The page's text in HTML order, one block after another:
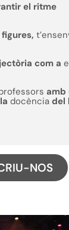
el ritme
figures,
com a
amb
docènciadel
NOS